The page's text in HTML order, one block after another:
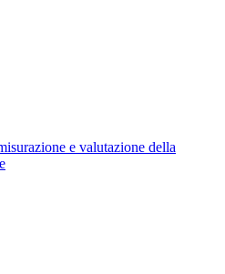
e valutazione della